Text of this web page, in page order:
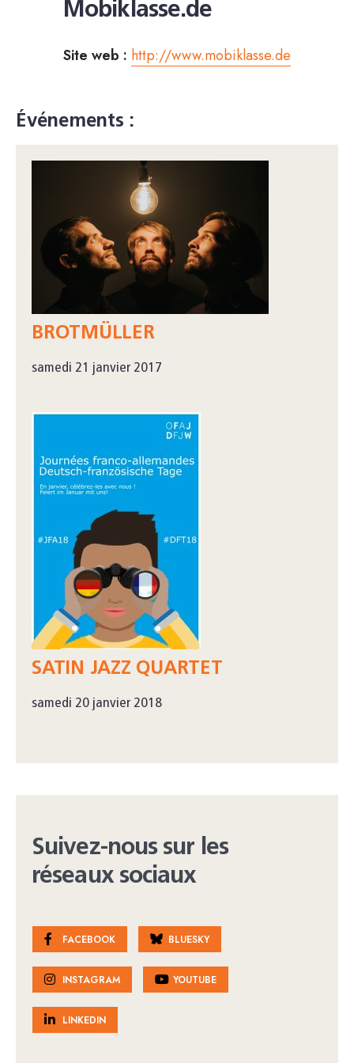
Mobiklasse.de
Site web : http://www.mobiklasse.de
Événements :
BROTMÜLLER
samedi 21 janvier 2017
SATIN JAZZ QUARTET
samedi 20 janvier 2018
Suivez-nous sur les
réseaux sociaux
FACEBOOK BLUESKY
INSTAGRAM YOUTUBE
LINKEDIN